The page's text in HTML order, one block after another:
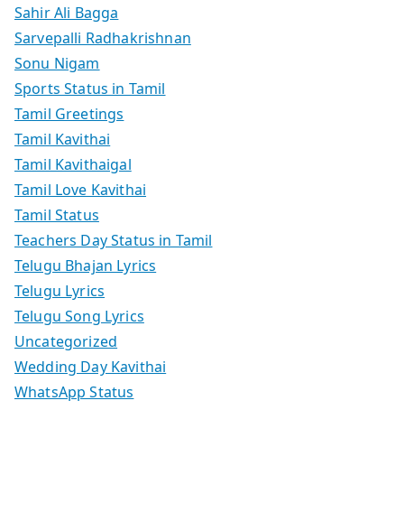
Sahir Ali Bagga
Sarvepalli Radhakrishnan
Sonu Nigam
Sports Status in Tamil
Tamil Greetings
Tamil Kavithai
Tamil Kavithaigal
Tamil Love Kavithai
Tamil Status
Teachers Day Status in Tamil
Telugu Bhajan Lyrics
Telugu Lyrics
Telugu Song Lyrics
Uncategorized
Wedding Day Kavithai
WhatsApp Status